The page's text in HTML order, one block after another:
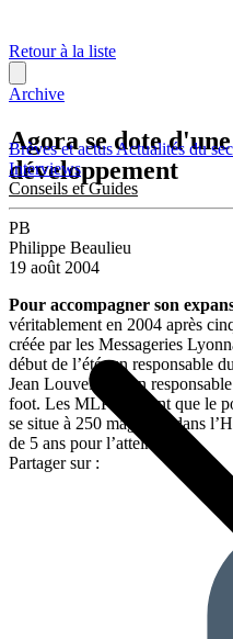
Brèves et actusActualités du
Interviews
Conseils et Guides
Retour à la liste
Archive
Agora se dote
développement
PB
Philippe Beaulieu
19 août 2004
Pour accompagner son
véritablement en 2004 après
créée par les Messageries
début de l’été, un responsable
Jean Louvel, ancien
foot. Les MLP estiment que le
se situe à 250 magasins dans
de 5 ans pour l’atteindre.
Partager sur :